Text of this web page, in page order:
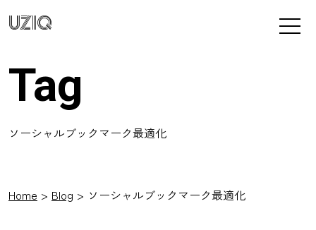
UZIQ
Tag
ソーシャルブックマーク最適化
Home Blog ソーシャルブックマーク最適化